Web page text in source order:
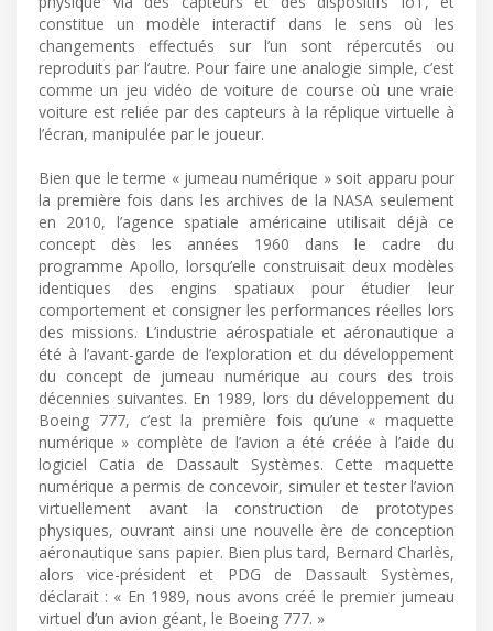
constitue un modèle interactif dans le sens où les
changements effectués sur l’un sont répercutés ou
reproduits par l’autre. Pour faire une analogie simple, c’est
comme un jeu vidéo de voiture de course où une vraie
voiture est reliée par des capteurs à la réplique virtuelle à
l’écran, manipulée par le joueur.
Bien que le terme « jumeau numérique » soit apparu pour
la première fois dans les archives de la NASA seulement
en 2010, l’agence spatiale américaine utilisait déjà ce
concept dès les années 1960 dans le cadre du
programme Apollo, lorsqu’elle construisait deux modèles
identiques des engins spatiaux pour étudier leur
comportement et consigner les performances réelles lors
des missions. L’industrie aérospatiale et aéronautique a
été à l’avant-garde de l’exploration et du développement
du concept de jumeau numérique au cours des trois
décennies suivantes. En 1989, lors du développement du
Boeing 777, c’est la première fois qu’une « maquette
numérique » complète de l’avion a été créée à l’aide du
logiciel Catia de Dassault Systèmes. Cette maquette
numérique a permis de concevoir, simuler et tester l’avion
virtuellement avant la construction de prototypes
physiques, ouvrant ainsi une nouvelle ère de conception
aéronautique sans papier. Bien plus tard, Bernard Charlès,
alors vice-président et PDG de Dassault Systèmes,
déclarait : « En 1989, nous avons créé le premier jumeau
virtuel d’un avion géant, le Boeing 777. »